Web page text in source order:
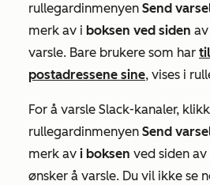
rullegardinmenyen Send
merk av i boksen ved siden
varsle. Bare brukere som har
postadressene sine, vises i
For å varsle Slack-kanaler,
rullegardinmenyen Send
merk av i boksen ved siden
ønsker å varsle. Du vil ikke se